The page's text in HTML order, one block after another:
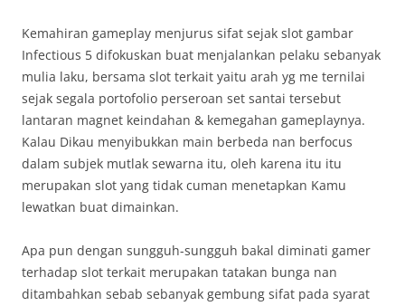
Kemahiran gameplay menjurus sifat sejak slot gambar
Infectious 5 difokuskan buat menjalankan pelaku sebanyak
mulia laku, bersama slot terkait yaitu arah yg me ternilai
sejak segala portofolio perseroan set santai tersebut
lantaran magnet keindahan & kemegahan gameplaynya.
Kalau Dikau menyibukkan main berbeda nan berfocus
dalam subjek mutlak sewarna itu, oleh karena itu itu
merupakan slot yang tidak cuman menetapkan Kamu
lewatkan buat dimainkan.
Apa pun dengan sungguh-sungguh bakal diminati gamer
terhadap slot terkait merupakan tatakan bunga nan
ditambahkan sebab sebanyak gembung sifat pada syarat